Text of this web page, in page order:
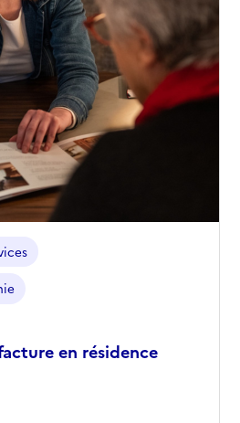
en résidence